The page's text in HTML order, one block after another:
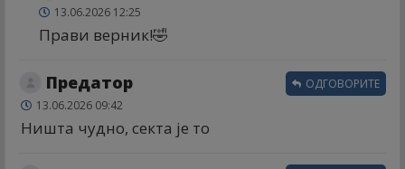
13.06.2026 12:25
Прави верник!🤣
Предатор
13.06.2026 09:42
Ништа чудно, секта је то
ОДГОВОРИТЕ